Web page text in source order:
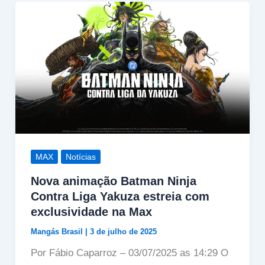
MAX Notícias
Nova animação Batman Ninja
Contra Liga Yakuza estreia com
exclusividade na Max
Mangás Brasil | 3 de julho de 2025
Por Fábio Caparroz – 03/07/2025 as 14:29 O